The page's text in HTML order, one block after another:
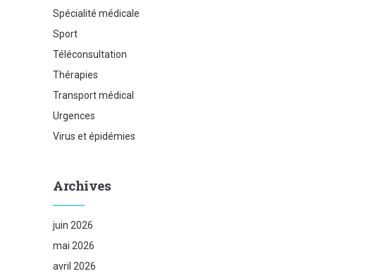
Spécialité médicale
Sport
Téléconsultation
Thérapies
Transport médical
Urgences
Virus et épidémies
Archives
juin 2026
mai 2026
avril 2026